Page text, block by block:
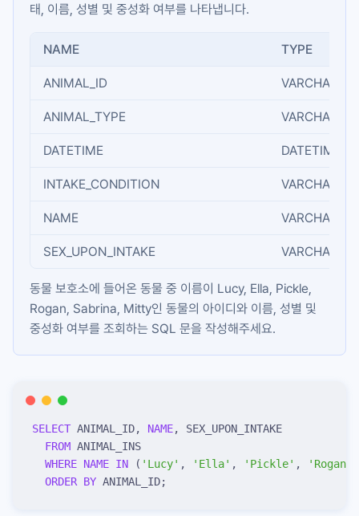
태, 이름, 성별 및 중성화 여부를 나타냅니다.
NAME TYPE
ANIMAL_ID VARCHAR(N)
ANIMAL_TYPE VARCHAR(N)
DATETIME DATETIME
INTAKE_CONDITION VARCHAR(N)
NAME VARCHAR(N)
SEX_UPON_INTAKE VARCHAR(N)
동물 보호소에 들어온 동물 중 이름이 Lucy, Ella, Pickle,
Rogan, Sabrina, Mitty인 동물의 아이디와 이름, 성별 및
중성화 여부를 조회하는 SQL 문을 작성해주세요.
SELECT ANIMAL_ID, NAME, SEX_UPON_INTAKE
  FROM
ANIMAL_INS
  WHERE
NAME IN ( ' Lucy' , ' Ella' , ' Pickle' , ' Rogan
  ORDER BY
ANIMAL_ID;